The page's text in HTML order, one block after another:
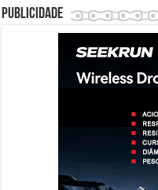
Publicidade